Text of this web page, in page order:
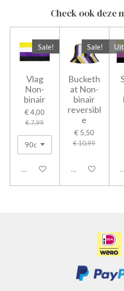
Check ook deze
Sale!
Vlag
Non-
binair
€ 4,00
€ 7,99
In winkelwagen
Sale!
Bucketh
at Non-
binair
reversibl
e
€ 5,50
€ 10,99
In winkelwagen